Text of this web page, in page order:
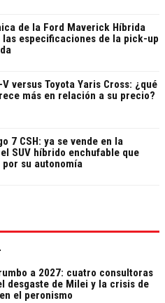
de la Ford Maverick Híbrida
las especificaciones de la pick-up
V versus Toyota Yaris Cross: ¿qué
más en relación a su precio?
7 CSH: ya se vende en la
SUV híbrido enchufable que
su autonomía
a 2027: cuatro consultoras
desgaste de Milei y la crisis de
el peronismo